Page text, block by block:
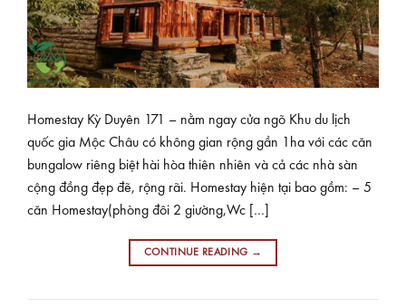
Homestay Kỳ Duyên 171 – nằm ngay cửa ngõ Khu du lịch
quốc gia Mộc Châu có không gian rộng gần 1ha với các căn
bungalow riêng biệt hài hòa thiên nhiên và cả các nhà sàn
cộng đồng đẹp đẽ, rộng rãi. Homestay hiện tại bao gồm: – 5
căn Homestay(phòng đôi 2 giường,Wc […]
CONTINUE READING →